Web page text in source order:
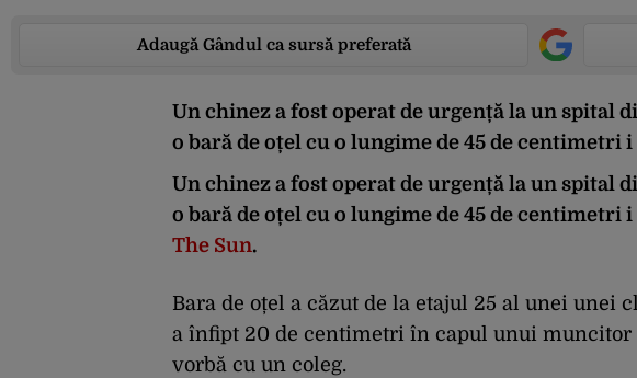
Adaugă Gândul ca sursă preferată
Un chinez a fost operat de urgență la un spital
o bară de oțel cu o lungime de 45 de centimetri
Un chinez a fost operat de urgență la un spital
o bară de oțel cu o lungime de 45 de centimetri
The Sun.
Bara de oțel a căzut de la etajul 25 al unei unei
a înfipt 20 de centimetri în capul unui muncitor
vorbă cu un coleg.